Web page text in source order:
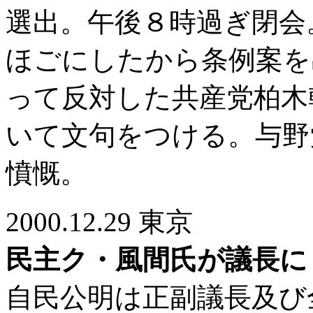
選出。午後８時過ぎ閉
ほごにしたから条例案
って反対した共産党柏
いて文句をつける。与
憤慨。
2000.12.29 東京
民主ク・風間氏が議長
自民公明は正副議長及